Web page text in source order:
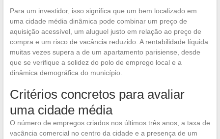
Para um investidor, isso significa que um bem localizado em
uma cidade média dinâmica pode combinar um preço de
aquisição acessível, um aluguel justo em relação ao preço de
compra e um risco de vacância reduzido. A rentabilidade líquida
muitas vezes supera a de um apartamento parisiense, desde
que se verifique a solidez do polo de emprego local e a
dinâmica demográfica do município.
Critérios concretos para avaliar
uma cidade média
O número de empregos criados nos últimos três anos, a taxa de
vacância comercial no centro da cidade e a presença de um